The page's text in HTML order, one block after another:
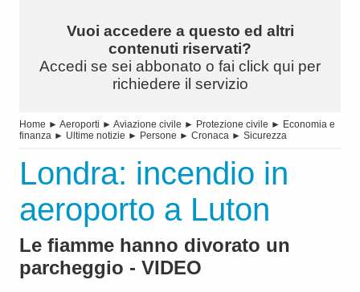
Vuoi accedere a questo ed altri
contenuti riservati?
Accedi se sei abbonato o fai click qui per
richiedere il servizio
Home ► Aeroporti ► Aviazione civile ► Protezione civile ► Economia e
finanza ► Ultime notizie ► Persone ► Cronaca ► Sicurezza
Londra: incendio in
aeroporto a Luton
Le fiamme hanno divorato un
parcheggio - VIDEO